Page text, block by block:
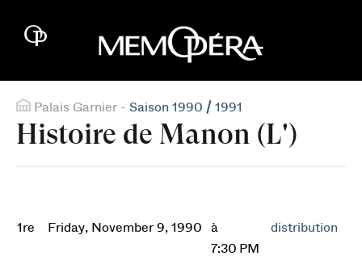
Palais Garnier - Saison 1990 / 1991
Histoire de Manon (L')
1re Friday, November 9, 1990
à
7:30 PM
distribution